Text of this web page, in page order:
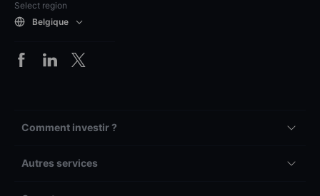
Select region
Belgique
Comment investir ?
Autres services